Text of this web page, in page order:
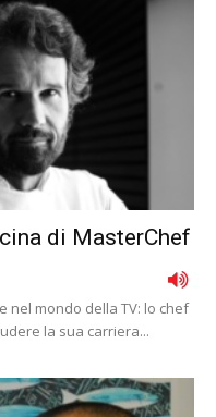
di MasterChef
nel mondo della TV: lo chef
la sua carriera...